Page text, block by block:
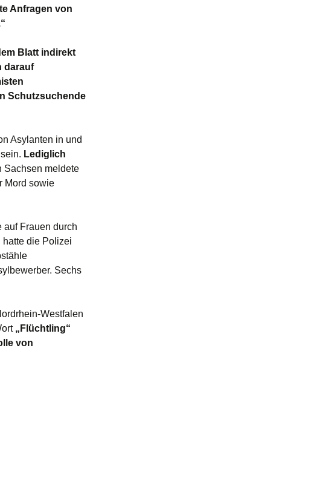
Anfragen von
Blatt indirekt
darauf
Schutzsuchende
Asylanten in und
Lediglich
Sachsen meldete
Mord sowie
auf Frauen durch
hatte die Polizei
Sechs
Westfalen
„Flüchtling“
von